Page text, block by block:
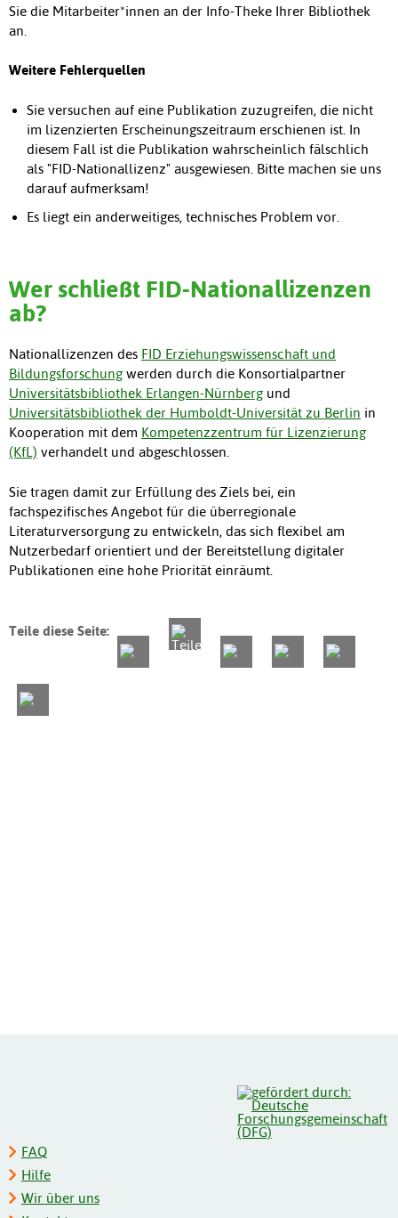
Sie die Mitarbeiter*innen an der Info-Theke Ihrer Bibliothek
an.
Weitere Fehlerquellen
Sie versuchen auf eine Publikation zuzugreifen, die nicht
im lizenzierten Erscheinungszeitraum erschienen ist. In
diesem Fall ist die Publikation wahrscheinlich fälschlich
als "FID-Nationallizenz" ausgewiesen. Bitte machen sie uns
darauf aufmerksam!
Es liegt ein anderweitiges, technisches Problem vor.
Wer schließt FID-Nationallizenzen
ab?
Nationallizenzen des FID Erziehungswissenschaft und
Bildungsforschungwerden durch die Konsortialpartner
Universitätsbibliothek Erlangen-Nürnbergund
Universitätsbibliothek der Humboldt-Universität zu Berlin in
Kooperation mit dem Kompetenzzentrum für Lizenzierung
(KfL) verhandelt und abgeschlossen.
Sie tragen damit zur Erfüllung des Ziels bei, ein
fachspezifisches Angebot für die überregionale
Literaturversorgung zu entwickeln, das sich flexibel am
Nutzerbedarf orientiert und der Bereitstellung digitaler
Publikationen eine hohe Priorität einräumt.
Teile diese Seite:
FAQ
Hilfe
Wir über uns